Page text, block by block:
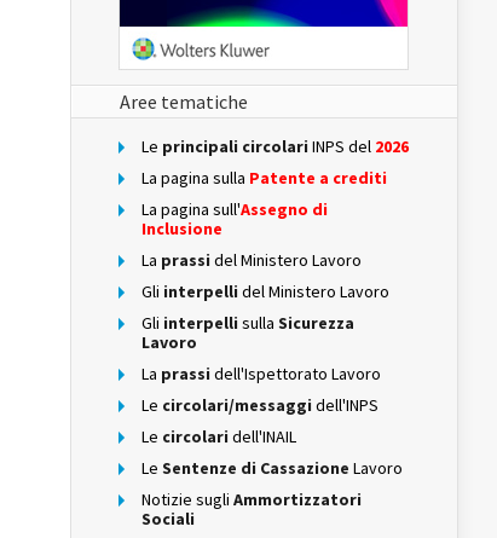
Aree tematiche
Le principali circolari INPS del 2026
La pagina sulla Patente a crediti
La pagina sull'Assegno di
Inclusione
La prassi del Ministero Lavoro
Gli interpelli del Ministero Lavoro
Gli interpelli sulla Sicurezza
Lavoro
La prassi dell'Ispettorato Lavoro
Le circolari/messaggi dell'INPS
Le circolari dell'INAIL
Le Sentenze di Cassazione Lavoro
Notizie sugli Ammortizzatori
Sociali